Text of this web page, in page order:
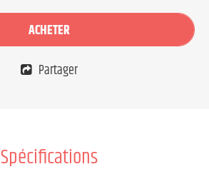
ACHETER
Partager
Spécifications